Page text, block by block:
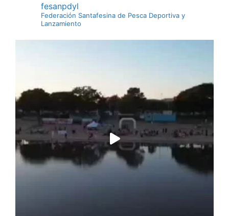
fesanpdyl
Federación Santafesina de Pesca Deportiva y
Lanzamiento